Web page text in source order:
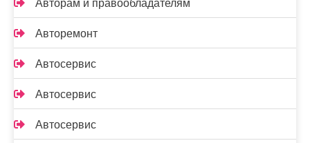
Авторам и правообладателям
Авторемонт
Автосервис
Автосервис
Автосервис